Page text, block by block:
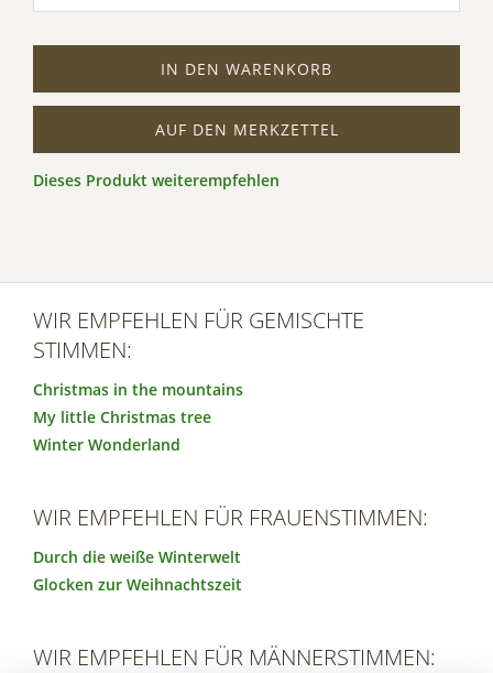
IN DEN WARENKORB
AUF DEN MERKZETTEL
Dieses Produkt weiterempfehlen
WIR EMPFEHLEN FÜR GEMISCHTE
STIMMEN:
Christmas in the mountains
My little Christmas tree
Winter Wonderland
WIR EMPFEHLEN FÜR FRAUENSTIMMEN:
Durch die weiße Winterwelt
Glocken zur Weihnachtszeit
WIR EMPFEHLEN FÜR MÄNNERSTIMMEN: